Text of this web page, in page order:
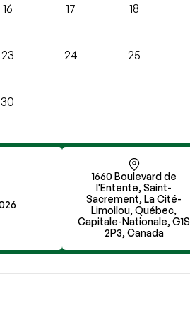
16 17 18
23 24 25
30
1660 Boulevard de
l'Entente, Saint-
Sacrement, La Cité-
Limoilou, Québec,
Capitale-Nationale, G1S
2P3, Canada